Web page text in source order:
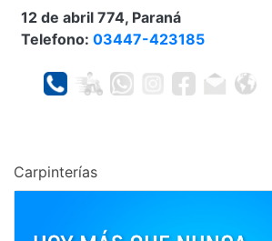
12 de abril 774, Paraná
Telefono: 03447-423185
Carpinterías